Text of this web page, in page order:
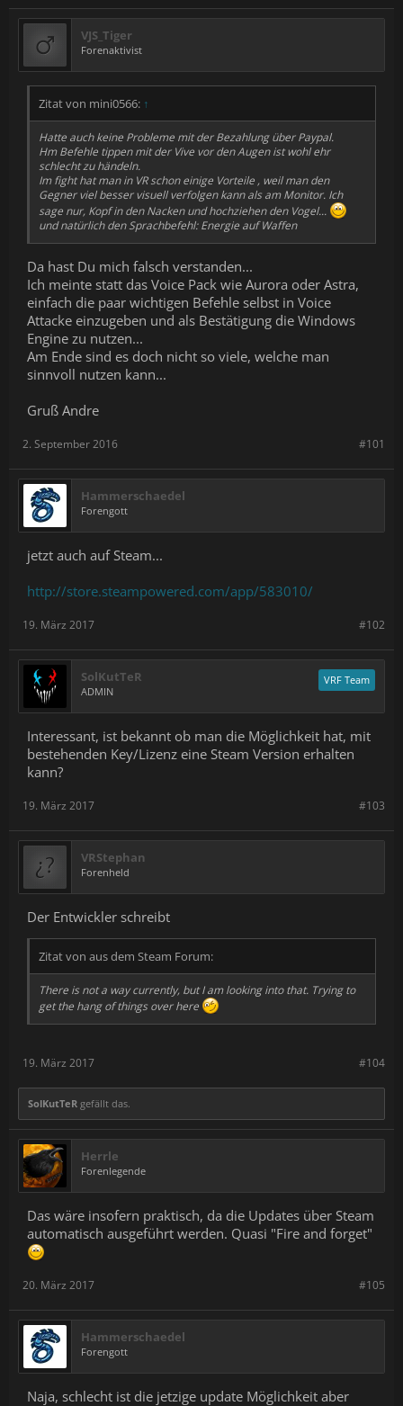
VJS_Tiger
Forenaktivist
Zitat von mini0566: ↑
Hatte auch keine Probleme mit der Bezahlung über Paypal.
Hm Befehle tippen mit der Vive vor den Augen ist wohl ehr
schlecht zu händeln.
Im fight hat man in VR schon einige Vorteile , weil man den
Gegner viel besser visuell verfolgen kann als am Monitor. Ich
sage nur, Kopf in den Nacken und hochziehen den Vogel...
und natürlich den Sprachbefehl: Energie auf Waffen
Da hast Du mich falsch verstanden...
Ich meinte statt das Voice Pack wie Aurora oder Astra,
einfach die paar wichtigen Befehle selbst in Voice
Attacke einzugeben und als Bestätigung die Windows
Engine zu nutzen...
Am Ende sind es doch nicht so viele, welche man
sinnvoll nutzen kann...
Gruß Andre
#101
2. September 2016
Hammerschaedel
Forengott
jetzt auch auf Steam...
http://store.steampowered.com/app/583010/
#102
19. März 2017
SolKutTeR
ADMIN
VRF Team
Interessant, ist bekannt ob man die Möglichkeit hat, mit
bestehenden Key/Lizenz eine Steam Version erhalten
kann?
#103
19. März 2017
VRStephan
Forenheld
Der Entwickler schreibt
Zitat von aus dem Steam Forum:
There is not a way currently, but I am looking into that. Trying to
get the hang of things over here
#104
19. März 2017
SolKutTeR gefällt das.
Herrle
Forenlegende
Das wäre insofern praktisch, da die Updates über Steam
automatisch ausgeführt werden. Quasi "Fire and forget"
#105
20. März 2017
Hammerschaedel
Forengott
Naja, schlecht ist die jetzige update Möglichkeit aber